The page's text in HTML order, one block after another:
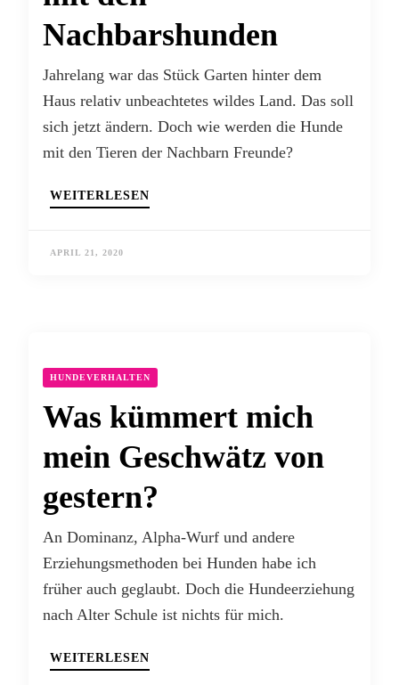
Nachbarshunden
Jahrelang war das Stück Garten hinter dem
Haus relativ unbeachtetes wildes Land. Das soll
sich jetzt ändern. Doch wie werden die Hunde
mit den Tieren der Nachbarn Freunde?
WEITERLESEN
APRIL 21, 2020
HUNDEVERHALTEN
Was kümmert mich
mein Geschwätz von
gestern?
An Dominanz, Alpha-Wurf und andere
Erziehungsmethoden bei Hunden habe ich
früher auch geglaubt. Doch die Hundeerziehung
nach Alter Schule ist nichts für mich.
WEITERLESEN